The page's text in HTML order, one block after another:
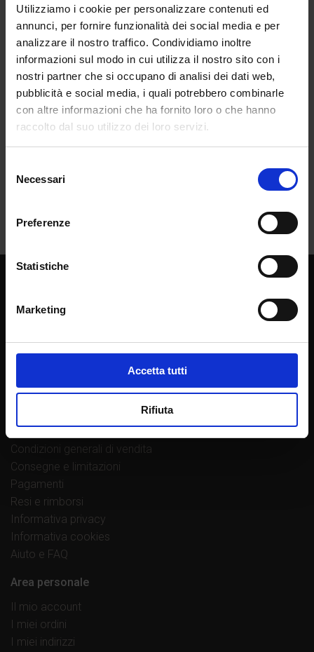
Utilizziamo i cookie per personalizzare contenuti ed
annunci, per fornire funzionalità dei social media e per
analizzare il nostro traffico. Condividiamo inoltre
informazioni sul modo in cui utilizza il nostro sito con i
nostri partner che si occupano di analisi dei dati web,
pubblicità e social media, i quali potrebbero combinarle
con altre informazioni che ha fornito loro o che hanno
raccolto dal suo utilizzo dei loro servizi.
delNecessari
Preferenze
Statistiche
Marketing
Accetta tutti
Rifiuta
La casa editrice
Lavora con noi
Contatti
Link utili
Condizioni generali di vendita
Consegne e limitazioni
Pagamenti
Resi e rimborsi
Informativa privacy
Informativa cookies
Aiuto e FAQ
Area personale
Il mio account
I miei ordini
I miei indirizzi